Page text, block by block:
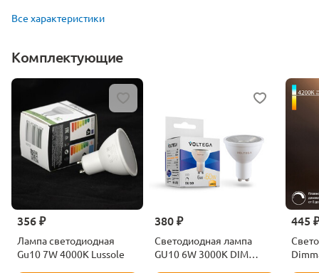
Все характеристики
Комплектующие
356 ₽
Лампа светодиодная
Gu10 7W 4000K Lussole
380 ₽
Светодиодная лампа
GU10 6W 3000K DIM
445